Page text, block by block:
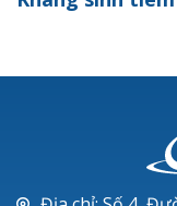
Piperacillin